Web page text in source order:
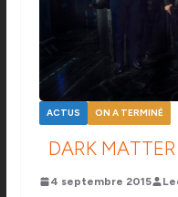
ACTUS ON A TERMINÉ
DARK
4 septembre 2015